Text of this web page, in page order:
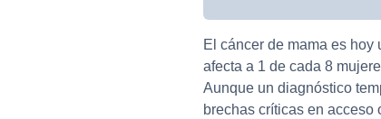
El cáncer de mama es
afecta a 1 de cada 8
Aunque un diagnóstico
brechas críticas en acceso